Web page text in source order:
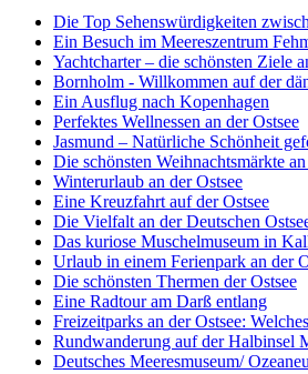
Die Top Sehenswürdigkeiten
Ein Besuch im Meereszentrum
Yachtcharter – die schönsten Ziele
Bornholm - Willkommen auf der
Ein Ausflug nach Kopenhagen
Perfektes Wellnessen an der Ostsee
Jasmund – Natürliche Schönheit
Die schönsten Weihnachtsmärkte
Winterurlaub an der Ostsee
Eine Kreuzfahrt auf der Ostsee
Die Vielfalt an der Deutschen
Das kuriose Muschelmuseum in
Urlaub in einem Ferienpark an der
Die schönsten Thermen der Ostsee
Eine Radtour am Darß entlang
Freizeitparks an der Ostsee:
Rundwanderung auf der Halbinsel
Deutsches Meeresmuseum/